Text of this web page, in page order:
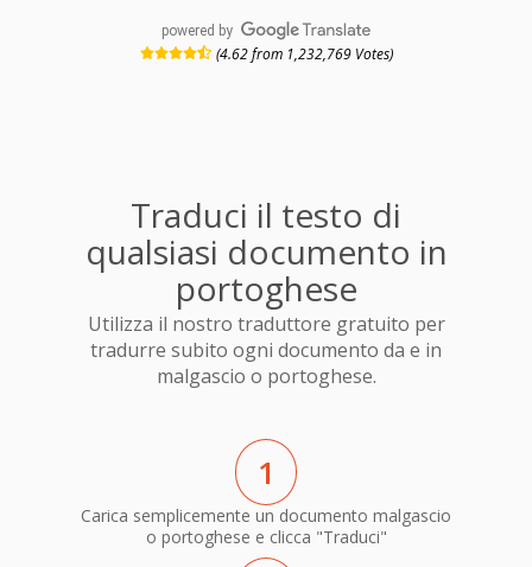
powered by
(4.62 from 1,232,769 Votes)
Traduci il testo di
qualsiasi documento in
portoghese
Utilizza il nostro traduttore gratuito per
tradurre subito ogni documento da e in
malgascio o portoghese.
1
Carica semplicemente un documento malgascio
o portoghese e clicca "Traduci"